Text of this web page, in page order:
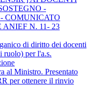
-
COMUNICATO
N. 11- 23
di diritto dei docenti
ruolo) per l'a.s.
al Ministro. Presentato
per ottenere il rinvio